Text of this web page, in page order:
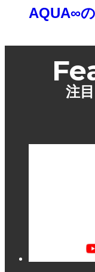
AQUA∞
注